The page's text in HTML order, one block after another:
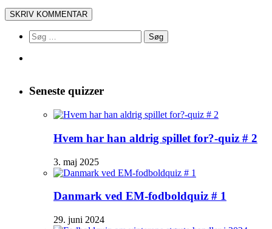
Søg
efter:
Seneste quizzer
Hvem har han aldrig spillet for?-quiz # 2
3. maj 2025
Danmark ved EM-fodboldquiz # 1
29. juni 2024